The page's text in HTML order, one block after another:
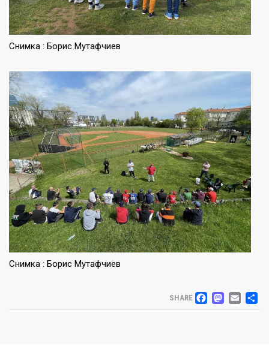
Снимка : Борис Мутафчиев
Снимка : Борис Мутафчиев
SHARE